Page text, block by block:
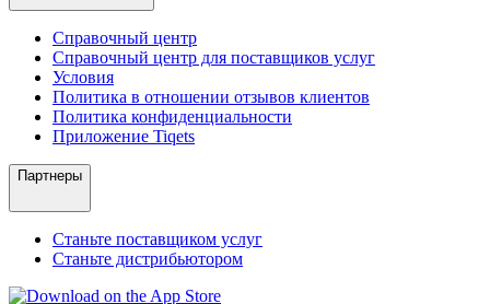
Справочный центр
Справочный центр для поставщиков услуг
Условия
Политика в отношении отзывов клиентов
Политика конфиденциальности
Приложение Tiqets
Партнеры
Станьте поставщиком услуг
Станьте дистрибьютором